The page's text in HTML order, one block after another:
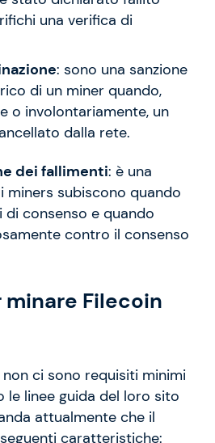
una verifica di
: sono una sanzione
di un miner quando,
o involontariamente, un
dalla rete.
dei fallimenti: è una
miners subiscono quando
consenso e quando
contro il consenso
Filecoin
non ci sono requisiti minimi
le linee guida del loro sito
attualmente che il
caratteristiche: